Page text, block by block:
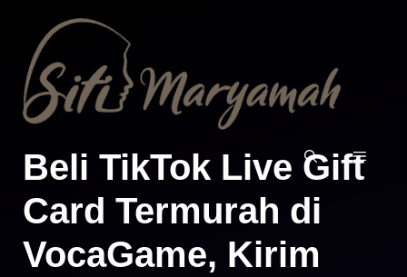
MENU
Beli TikTok Live Gift
Card Termurah di
VocaGame, Kirim